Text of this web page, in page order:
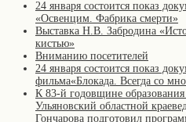
24 января состоится показ
«Освенцим. Фабрика смерти»
Выставка Н.В. Забродина
кистью»
Вниманию посетителей
24 января состоится показ
фильма«Блокада. Всегда со
К 83-й годовщине образования
Ульяновский областной
Гончарова подготовил